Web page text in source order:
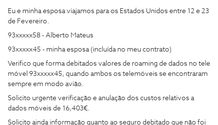
Eu e minha esposa viajamos para os Estados Unidos entre 12 e 23
de Fevereiro.
93xxxxx58 - Alberto Mateus
93xxxxx45 - minha esposa (incluída no meu contrato)
Verifico que forma debitados valores de roaming de dados no tele
móvel 93xxxxx45, quando ambos os telemóveis se encontraram
sempre em modo avião.
Solicito urgente verificação e anulação dos custos relativos a
dados móveis de 16,403€.
Solicito ainda informação quanto ao seguro debitado que não foi